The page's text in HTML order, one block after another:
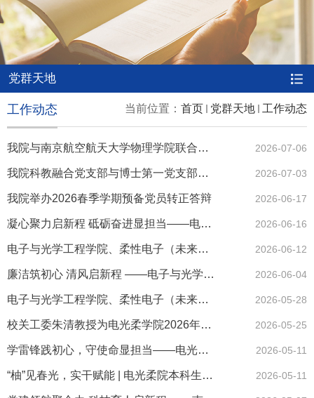
党群天地
当前位置： 首页 党群天地 工作动态
工作动态
我院与南京航空航天大学物理学院联合开展师生党支部联学共建交流... 2026-07-06
我院科教融合党支部与博士第一党支部联合开展主题党日活动 2026-07-03
我院举办2026春季学期预备党员转正答辩 2026-06-17
凝心聚力启新程 砥砺奋进显担当——电光柔学院本科第二、第三党支... 2026-06-16
电子与光学工程学院、柔性电子（未来技术）学院研究生第四、五党... 2026-06-12
廉洁筑初心 清风启新程 ——电子与光学工程学院、柔性电子（未来技... 2026-06-04
电子与光学工程学院、柔性电子（未来技术）学院本科生第四党支部... 2026-05-28
校关工委朱清教授为电光柔学院2026年春季学期党员发展对象培训班... 2026-05-25
学雷锋践初心，守使命显担当——电光柔院本科生第一党支部开展学雷... 2026-05-11
“柚”见春光，实干赋能 | 电光柔院本科生第一、第四党支部开展... 2026-05-11